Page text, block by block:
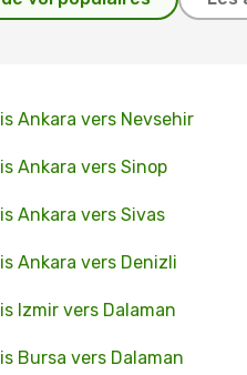
Ankara vers Nevsehir
Ankara vers Sinop
Ankara vers Sivas
Ankara vers Denizli
Izmir vers Dalaman
Bursa vers Dalaman